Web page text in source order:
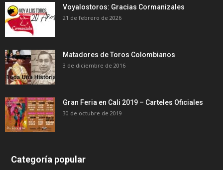
Voyalostoros: Gracias Cormanizales
21 de febrero de 2026
Matadores de Toros Colombianos
3 de diciembre de 2016
Gran Feria en Cali 2019 – Carteles Oficiales
30 de octubre de 2019
Categoría popular